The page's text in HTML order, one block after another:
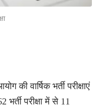
की वार्षिक भर्ती परीक्षाएं
परीक्षा में से 11